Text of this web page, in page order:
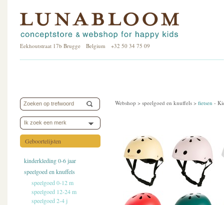
Eekhoutstraat 17b Brugge Belgium +32 50 34 75 09
Ik zoek een merk
Geboortelijsten
kinderkleding 0-6 jaar
speelgoed en knuffels
speelgoed 0-12 m
speelgoed 12-24 m
speelgoed 2-4 j
Webshop > speelgoed en knuffels > fietsen -